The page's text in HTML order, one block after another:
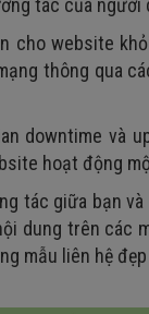
tác của người
cho website
thông qua
downtime và
hoạt động
tác giữa bạn
dung trên các
mẫu liên hệ